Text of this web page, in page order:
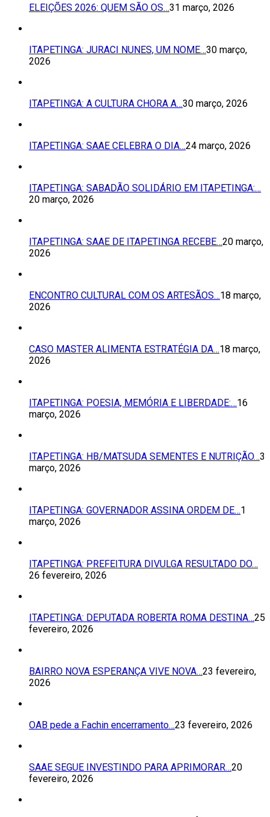
ELEIÇÕES 2026: QUEM SÃO OS…31 março, 2026
ITAPETINGA: JURACI NUNES, UM NOME…30 março,
2026
ITAPETINGA: A CULTURA CHORA A…30 março, 2026
ITAPETINGA: SAAE CELEBRA O DIA…24 março, 2026
ITAPETINGA: SABADÃO SOLIDÁRIO EM ITAPETINGA:…
20 março, 2026
ITAPETINGA: SAAE DE ITAPETINGA RECEBE…20 março,
2026
ENCONTRO CULTURAL COM OS ARTESÃOS…18 março,
2026
CASO MASTER ALIMENTA ESTRATÉGIA DA…18 março,
2026
ITAPETINGA: POESIA, MEMÓRIA E LIBERDADE:…16
março, 2026
ITAPETINGA: HB/MATSUDA SEMENTES E NUTRIÇÃO…3
março, 2026
ITAPETINGA: GOVERNADOR ASSINA ORDEM DE…1
março, 2026
ITAPETINGA: PREFEITURA DIVULGA RESULTADO DO…
26 fevereiro, 2026
ITAPETINGA: DEPUTADA ROBERTA ROMA DESTINA…25
fevereiro, 2026
BAIRRO NOVA ESPERANÇA VIVE NOVA…23 fevereiro,
2026
OAB pede a Fachin encerramento…23 fevereiro, 2026
SAAE SEGUE INVESTINDO PARA APRIMORAR…20
fevereiro, 2026